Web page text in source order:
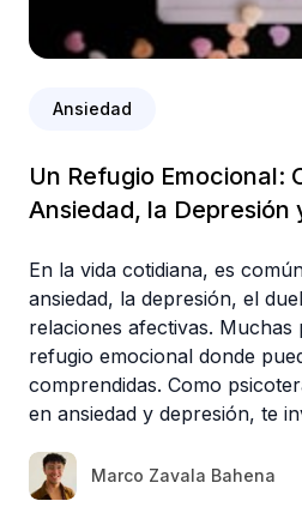
Ansiedad
Un Refugio Emocional:
Ansiedad, la Depresión
En la vida cotidiana, es
ansiedad, la depresión, el
relaciones afectivas.
refugio emocional donde
comprendidas. Como
en ansiedad y depresión, te
Marco Zavala Bahena